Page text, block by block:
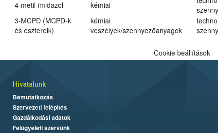
4-metil-imidazol kémiai
3-MCPD (MCPD-k
és észtereik)
kémiai
veszélyek/szennyezőanyagok
Cookie beállítások
Hivatalunk
Bemutatkozás
Szervezeti felépítés
Gazdálkodási adatok
Felügyeleti szervünk